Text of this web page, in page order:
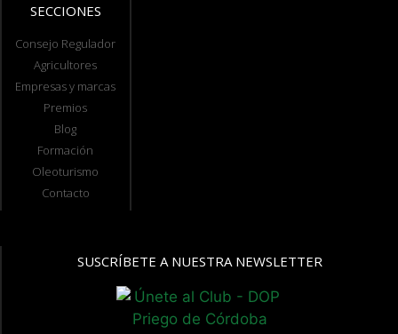
SECCIONES
Consejo Regulador
Agricultores
Empresas y marcas
Premios
Blog
Formación
Oleoturismo
Contacto
SUSCRÍBETE A NUESTRA NEWSLETTER